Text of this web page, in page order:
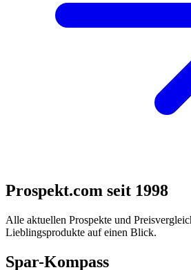
Prospekt.com seit 1998
Alle aktuellen Prospekte und
Lieblingsprodukte auf einen Blick.
Spar-Kompass